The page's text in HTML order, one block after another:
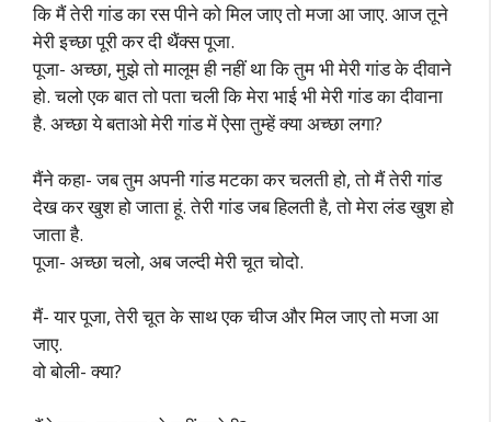
कि मैं तेरी गांड का रस पीने को मिल जाए तो मजा आ जाए. आज तूने
मेरी इच्छा पूरी कर दी थैंक्स पूजा.
पूजा- अच्छा, मुझे तो मालूम ही नहीं था कि तुम भी मेरी गांड के दीवाने
हो. चलो एक बात तो पता चली कि मेरा भाई भी मेरी गांड का दीवाना
है. अच्छा ये बताओ मेरी गांड में ऐसा तुम्हें क्या अच्छा लगा?
मैंने कहा- जब तुम अपनी गांड मटका कर चलती हो, तो मैं तेरी गांड
देख कर खुश हो जाता हूं. तेरी गांड जब हिलती है, तो मेरा लंड खुश हो
जाता है.
पूजा- अच्छा चलो, अब जल्दी मेरी चूत चोदो.
मैं- यार पूजा, तेरी चूत के साथ एक चीज और मिल जाए तो मजा आ
जाए.
वो बोली- क्या?